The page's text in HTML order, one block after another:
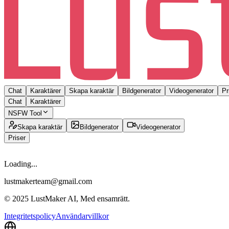
Chat Karaktärer Skapa karaktär Bildgenerator Videogenerator
Chat
Karaktärer
NSFW Tool
Skapa karaktär
Bildgenerator
Videogenerator
Priser
Loading...
lustmakerteam@gmail.com
© 2025 LustMaker AI, Med ensamrätt.
IntegritetspolicyAnvändarvillkor